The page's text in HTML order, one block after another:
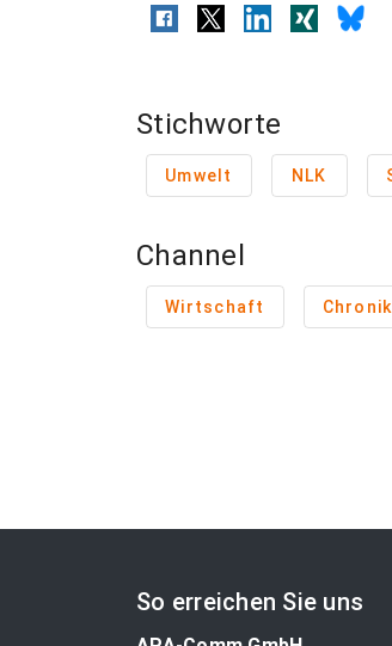
Stichworte
Umwelt NLK
Channel
Wirtschaft Chronik
So erreichen Sie uns